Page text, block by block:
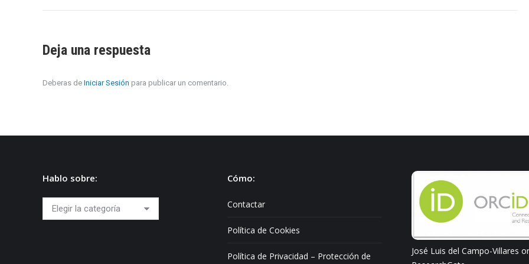
Deja una respuesta
Deberas de Iniciar Sesión para publicar un comentario.
Hablo sobre:
Hablo
sobre:
Cómo:
Contactar
Política de Cookies
Política de Privacidad – Protección de
José Luis del Campo-Villares